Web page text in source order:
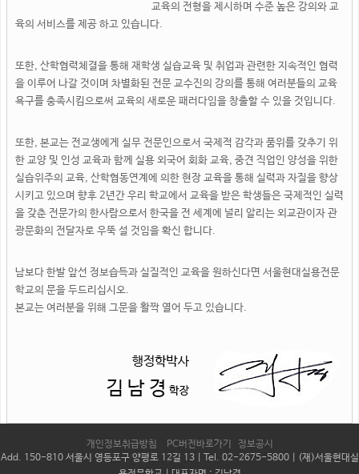
교육의 전형을 제시하며 수준 높은 강의와 교
육의 서비스를 제공 하고 있습니다.
또한, 산학협력체결을 통해 재학생 실습교육 및 취업과 관련한 지속적인 협력
을 이루어 나갈 것이며 차별화된 전문 교수진의 강의를 통해 여러분들의 교육
욕구를 충족시킴으로써 교육의 새로운 패러다임을 창출할 수 있을 것입니다.
또한, 본교는 전교생에게 실무 전문인으로서 국제적 감각과 품위를 갖추기 위
한 교양 및 인성 교육과 함께 실용 외국어 회화 교육, 중견 직업인 양성을 위한
실습위주의 교육, 산학협동연계에 의한 현장 교육을 통해 실력과 자질을 향상
시키고 있으며 향후 2년간 우리 학교에서 교육을 받은 학생들은 국제적인 실력
을 갖춘 전문가의 한사람으로서 한국을 전 세계에 널리 알리는 외교관이자 관
광문화의 전달자로 우뚝 설 것임을 확신 합니다.
남보다 한발 앞선 정보습득과 실질적인 교육을 원하신다면 서울현대실용전문
학교의 문을 두드리십시오.
본교는 여러분을 위해 그문을 활짝 열어 두고 있습니다.
개인정보취급방침 PC버전바로가기
정보공시
Add. 150-810 서울시 영등포구 양평로 12길 13 | Tel. 02-2675-5800 | (재)서울현대실